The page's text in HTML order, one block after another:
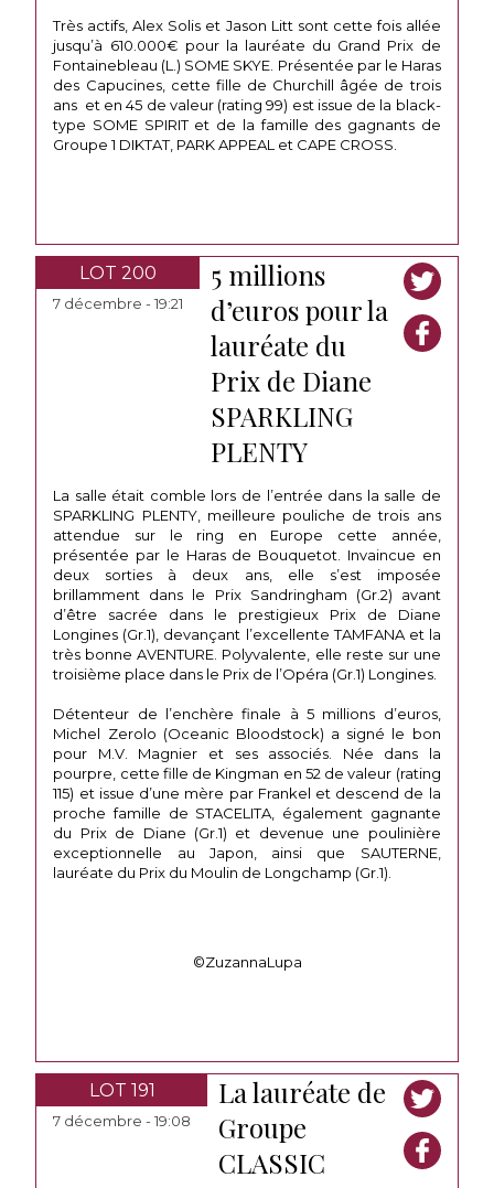
Très actifs, Alex Solis et Jason Litt sont cette fois allée
jusqu’à 610.000€ pour la lauréate du Grand Prix de
Fontainebleau (L.) SOME SKYE. Présentée par le Haras
des Capucines, cette fille de Churchill âgée de trois
ans et en 45 de valeur (rating 99) est issue de la black-
type SOME SPIRIT et de la famille des gagnants de
Groupe 1 DIKTAT, PARK APPEAL et CAPE CROSS.
LOT 200
7 décembre - 19:21
5 millions
d’euros pour la
lauréate du
Prix de Diane
SPARKLING
PLENTY
La salle était comble lors de l’entrée dans la salle de
SPARKLING PLENTY, meilleure pouliche de trois ans
attendue sur le ring en Europe cette année,
présentée par le Haras de Bouquetot. Invaincue en
deux sorties à deux ans, elle s’est imposée
brillamment dans le Prix Sandringham (Gr.2) avant
d’être sacrée dans le prestigieux Prix de Diane
Longines (Gr.1), devançant l’excellente TAMFANA et la
très bonne AVENTURE. Polyvalente, elle reste sur une
troisième place dans le Prix de l’Opéra (Gr.1) Longines.
Détenteur de l’enchère finale à 5 millions d’euros,
Michel Zerolo (Oceanic Bloodstock) a signé le bon
pour M.V. Magnier et ses associés. Née dans la
pourpre, cette fille de Kingman en 52 de valeur (rating
115) et issue d’une mère par Frankel et descend de la
proche famille de STACELITA, également gagnante
du Prix de Diane (Gr.1) et devenue une poulinière
exceptionnelle au Japon, ainsi que SAUTERNE,
lauréate du Prix du Moulin de Longchamp (Gr.1).
©ZuzannaLupa
LOT 191
7 décembre - 19:08
La lauréate de
Groupe
CLASSIC